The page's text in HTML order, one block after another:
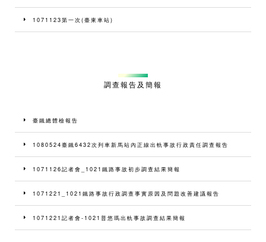
1071123第一次(臺東車站)
調查報告及簡報
臺鐵總體檢報告
1080524臺鐵6432次列車新馬站內正線出軌事故行政責任調查報告
1071126記者會_1021鐵路事故初步調查結果簡報
1071221_1021鐵路事故行政調查事實原因及問題改善建議報告
1071221記者會-1021普悠瑪出軌事故調查結果簡報